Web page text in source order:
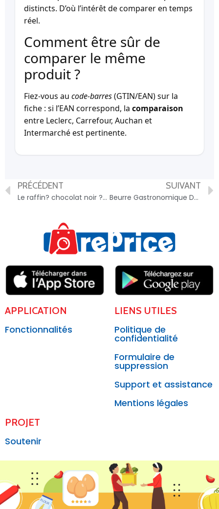
distincts. D’où l’intérêt de comparer en temps
réel.
Comment être sûr de
comparer le même
produit ?
Fiez-vous au code-barres(GTIN/EAN) sur la
fiche : si l’EAN correspond, la comparaison
entre Leclerc, Carrefour, Auchan et
Intermarché est pertinente.
PRÉCÉDENT
Le raffin? chocolat noir ?clats de f?ves de cacao – 3250390198987
SUIVANT
Beurre Gastronomique Doux – 3250390010180
APPLICATION
Fonctionnalités
LIENS UTILES
Politique de
confidentialité
Formulaire de
suppression
Support et assistance
Mentions légales
PROJET
Soutenir